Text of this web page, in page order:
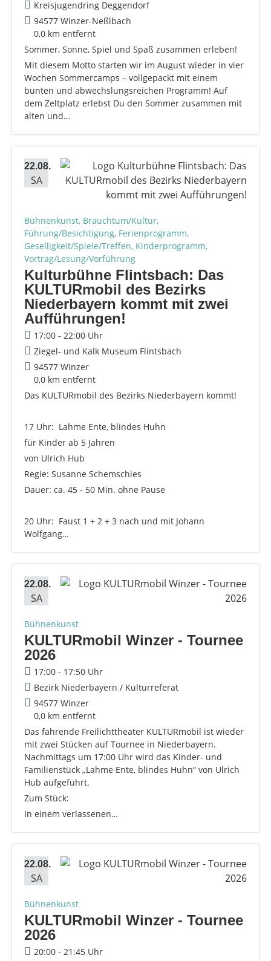
Kreisjugendring Deggendorf
94577 Winzer-Neßlbach
0,0 km entfernt
Sommer, Sonne, Spiel und Spaß zusammen erleben!
Mit diesem Motto starten wir im August wieder in vier
Wochen Sommercamps – vollgepackt mit einem
bunten und abwechslungsreichen Programm! Auf
dem Zeltplatz erlebst Du den Sommer zusammen mit
alten und…
22.08.
SA
Bühnenkunst, Brauchtum/Kultur,
Führung/Besichtigung, Ferienprogramm,
Geselligkeit/Spiele/Treffen, Kinderprogramm,
Vortrag/Lesung/Vorführung
Kulturbühne Flintsbach: Das
KULTURmobil des Bezirks
Niederbayern kommt mit zwei
Aufführungen!
17:00 - 22:00 Uhr
Ziegel- und Kalk Museum Flintsbach
94577 Winzer
0,0 km entfernt
Das KULTURmobil des Bezirks Niederbayern kommt!
17 Uhr: Lahme Ente, blindes Huhn
für Kinder ab 5 Jahren
von Ulrich Hub
Regie: Susanne Schemschies
Dauer: ca. 45 - 50 Min. ohne Pause
20 Uhr: Faust 1 + 2 + 3 nach und mit Johann
Wolfgang…
22.08.
SA
Bühnenkunst
KULTURmobil Winzer - Tournee
2026
17:00 - 17:50 Uhr
Bezirk Niederbayern / Kulturreferat
94577 Winzer
0,0 km entfernt
Das fahrende Freilichttheater KULTURmobil ist wieder
mit zwei Stücken auf Tournee in Niederbayern.
Nachmittags um 17:00 Uhr wird das Kinder- und
Familienstück „Lahme Ente, blindes Huhn“ von Ulrich
Hub aufgeführt.
Zum Stück:
In einem verlassenen…
22.08.
SA
Bühnenkunst
KULTURmobil Winzer - Tournee
2026
20:00 - 21:45 Uhr